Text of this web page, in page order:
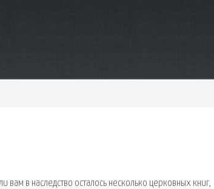
вам в наследство осталось несколько церковных книг,